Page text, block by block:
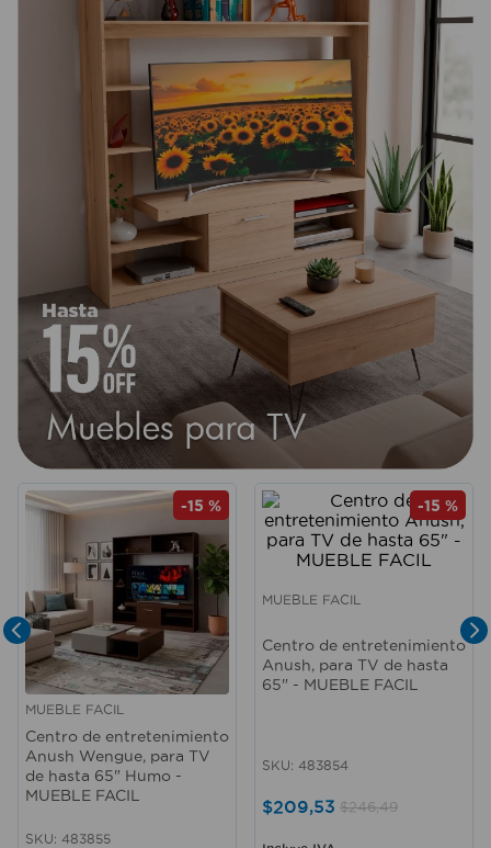
-15 %
MUEBLE FACIL
Centro de entretenimiento
Anush Wengue, para TV
de hasta 65" Humo -
MUEBLE FACIL
SKU: 483855
-15 %
MUEBLE FACIL
Centro de entretenimiento
Anush, para TV de hasta
65" - MUEBLE FACIL
SKU: 483854
$209,53 $246,49